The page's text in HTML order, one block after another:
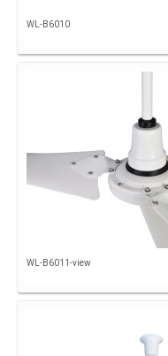
WL-B6010
WL-B6011-view